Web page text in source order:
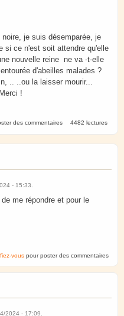
je suis désemparée, je
si ce n'est soit attendre qu'elle
nouvelle reine ne va -t-elle
d'abeilles malades ?
.. ..ou la laisser mourir...
!
des commentaires 4482 lectures
- 15:33
me répondre et pour le
vous pour poster des commentaires
2024 - 17:09